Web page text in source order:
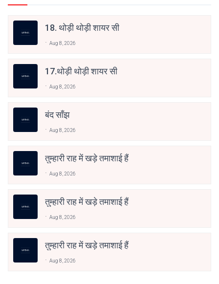
18. थोड़ी थोड़ी शायर सी
Aug 8, 2026
17.थोड़ी थोड़ी शायर सी
Aug 8, 2026
बंद साँझ
Aug 8, 2026
तुम्हारी राह में खड़े तमाशाई हैं
Aug 8, 2026
तुम्हारी राह में खड़े तमाशाई हैं
Aug 8, 2026
तुम्हारी राह में खड़े तमाशाई हैं
Aug 8, 2026